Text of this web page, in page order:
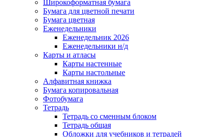
Широкоформатная бумага
Бумага для цветной печати
Бумага цветная
Еженедельники
Еженедельник 2026
Еженедельники н/д
Карты и атласы
Карты настенные
Карты настольные
Алфавитная книжка
Бумага копировальная
Фотобумага
Тетрадь
Тетрадь со сменным блоком
Тетрадь общая
Обложки для учебников и тетрадей